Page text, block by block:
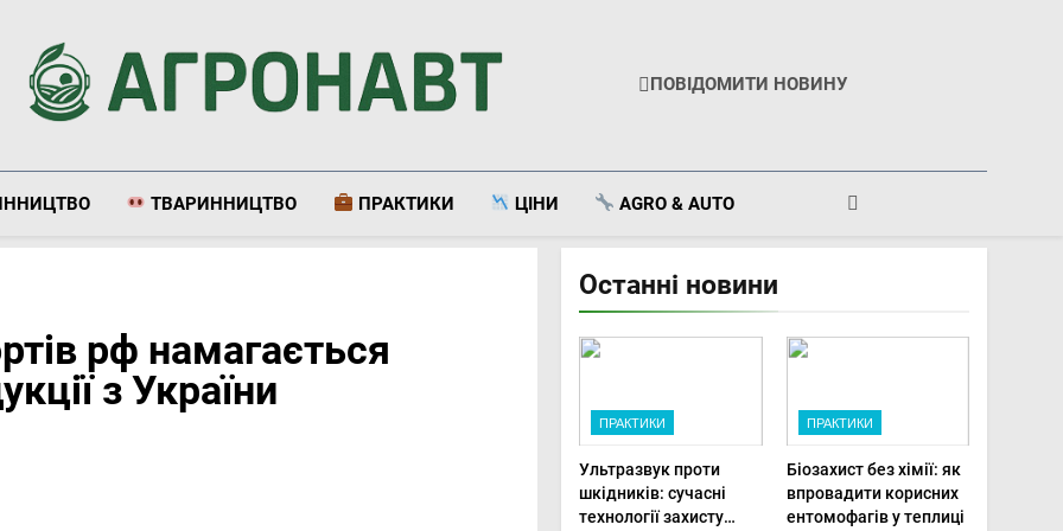
Агронавт
ПОВІДОМИТИ НОВИНУ
ТВАРИННИЦТВО ПРАКТИКИ ЦІНИ AGRO & AUTO
рф намагається
з України
Останні новини
ПРАКТИКИ
Ультразвук проти
шкідників: сучасні
технології захисту
ПРАКТИКИ
Біозахист без хімії: як
впровадити корисних
ентомофагів у теплиці